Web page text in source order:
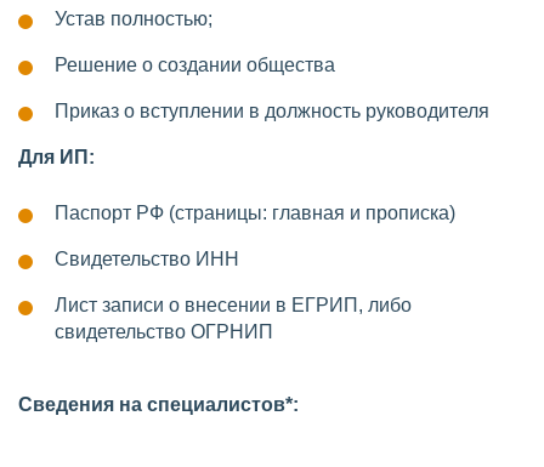
Устав полностью;
Решение о создании общества
Приказ о вступлении в должность руководителя
Для ИП:
Паспорт РФ (страницы: главная и прописка)
Свидетельство ИНН
Лист записи о внесении в ЕГРИП, либо
свидетельство ОГРНИП
Сведения на специалистов*: